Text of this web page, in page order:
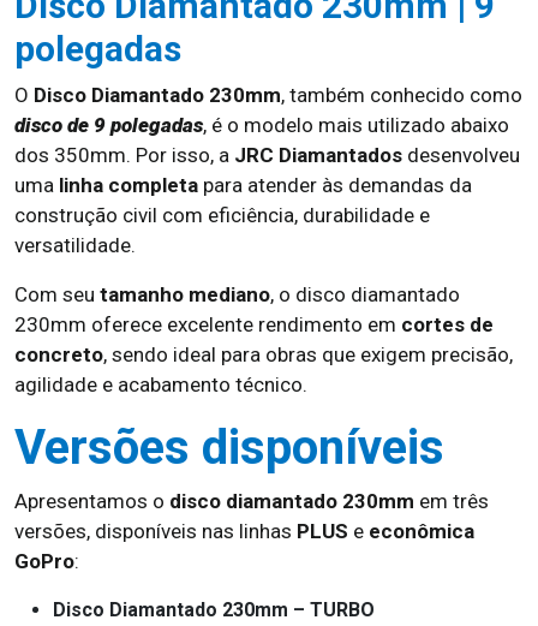
polegadas
O Disco Diamantado 230mm, também conhecido como
disco de 9 polegadas, é o modelo mais utilizado abaixo
dos 350mm. Por isso, a JRC Diamantados desenvolveu
uma linha completa para atender às demandas da
construção civil com eficiência, durabilidade e
versatilidade.
Com seu tamanho mediano, o disco diamantado
230mm oferece excelente rendimento em cortes de
concreto, sendo ideal para obras que exigem precisão,
agilidade e acabamento técnico.
Versões disponíveis
Apresentamos o disco diamantado 230mm em três
versões, disponíveis nas linhas PLUS e econômica
GoPro:
Disco Diamantado 230mm – TURBO